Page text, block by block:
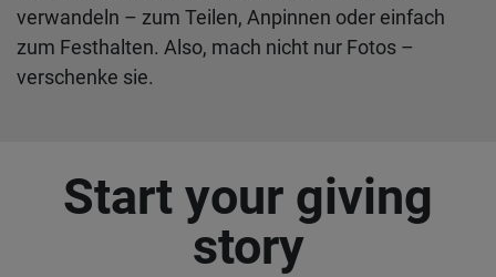
verwandeln – zum Teilen, Anpinnen oder einfach
zum Festhalten. Also, mach nicht nur Fotos –
verschenke sie.
Start your giving
story